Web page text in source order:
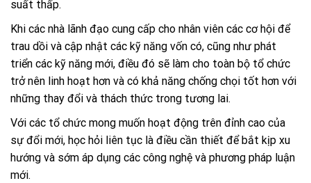
suất thấp.
Khi các nhà lãnh đạo cung cấp cho nhân viên các cơ hội để
trau dồi và cập nhật các kỹ năng vốn có, cũng như phát
triển các kỹ năng mới, điều đó sẽ làm cho toàn bộ tổ chức
trở nên linh hoạt hơn và có khả năng chống chọi tốt hơn với
những thay đổi và thách thức trong tương lai.
Với các tổ chức mong muốn hoạt động trên đỉnh cao của
sự đổi mới, học hỏi liên tục là điều cần thiết để bắt kịp xu
hướng và sớm áp dụng các công nghệ và phương pháp luận
mới.